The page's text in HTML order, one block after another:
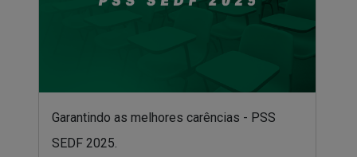
Garantindo as melhores carências - PSS
SEDF 2025.